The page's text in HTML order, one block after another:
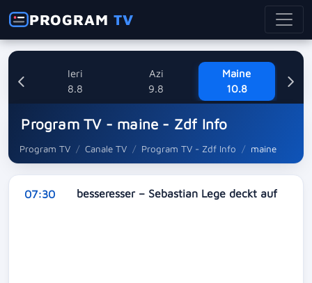
PROGRAMTV
Ieri
8.8
Azi
9.8
Maine
10.8
Program TV - maine - Zdf Info
Program TV Canale TV Program TV - Zdf Info maine
07:30 besseresser – Sebastian Lege deckt auf